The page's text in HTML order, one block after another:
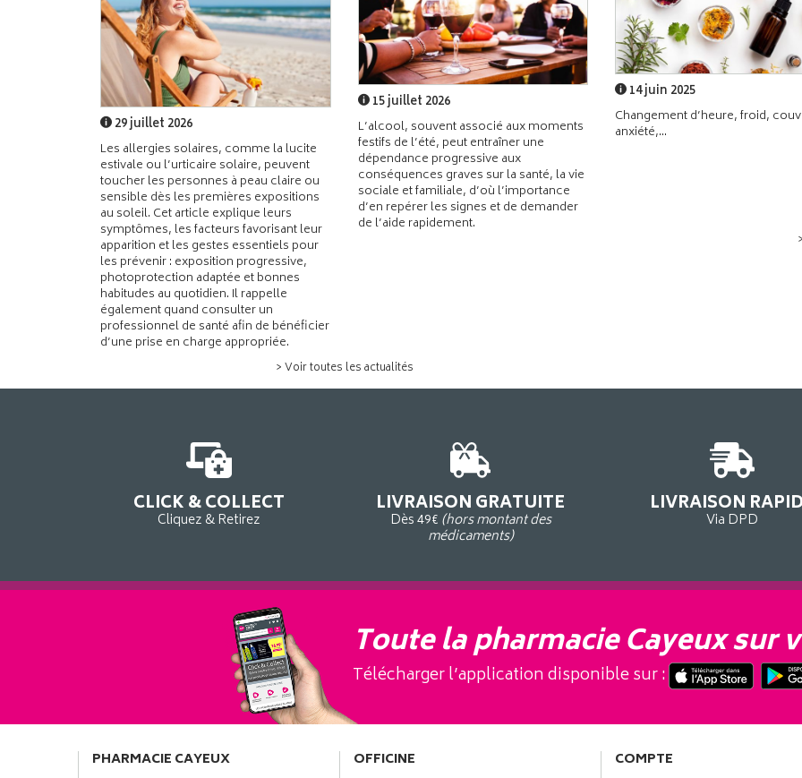
29 juillet 2026
Les allergies solaires, comme la lucite
estivale ou l’urticaire solaire, peuvent
toucher les personnes à peau claire ou
sensible dès les premières expositions
au soleil. Cet article explique leurs
symptômes, les facteurs favorisant leur
apparition et les gestes essentiels pour
les prévenir : exposition progressive,
photoprotection adaptée et bonnes
habitudes au quotidien. Il rappelle
également quand consulter un
professionnel de santé afin de bénéficier
d’une prise en charge appropriée.
15 juillet 2026
L’alcool, souvent associé aux moments
festifs de l’été, peut entraîner une
dépendance progressive aux
conséquences graves sur la santé, la vie
sociale et familiale, d’où l’importance
d’en repérer les signes et de demander
de l’aide rapidement.
> Voir toutes les actualités
14 juin 2025
Changement d’heure, froid,
anxiété,...
CLICK & COLLECT
Cliquez & Retirez
LIVRAISON GRATUITE
Dès 49€ (hors montant des
médicaments)
LIVRAISON
Via DPD
Toute la pharmacie Cayeux sur
Télécharger l’application disponible sur :
PHARMACIE CAYEUX OFFICINE COMPTE